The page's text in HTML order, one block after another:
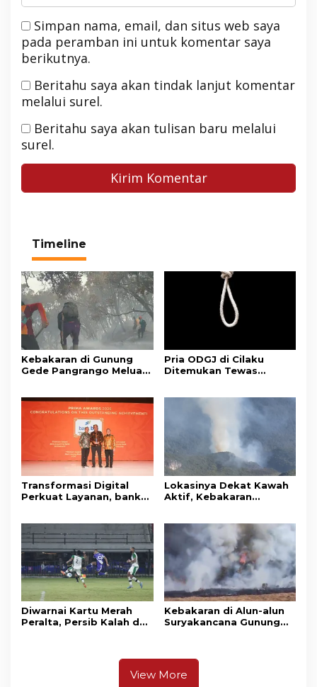
Simpan nama, email, dan situs web saya
pada peramban ini untuk komentar saya
berikutnya.
Beritahu saya akan tindak lanjut komentar
melalui surel.
Beritahu saya akan tulisan baru melalui
surel.
Timeline
Kebakaran di Gunung
Gede Pangrango Meluas,
Pria ODGJ di Cilaku
Ditemukan Tewas
Transformasi Digital
Perkuat Layanan, bank
Awards 2026
Lokasinya Dekat Kawah
Aktif, Kebakaran
Pangrango
Diwarnai Kartu Merah
Peralta, Persib Kalah dari
Kebakaran di Alun-alun
Suryakancana Gunung
Masih Bersiaga
View More